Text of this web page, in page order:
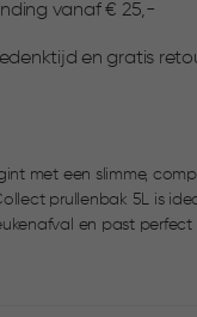
vanaf € 25,-
en gratis
met een slimme,
voor het
en past
is ontworpen voor